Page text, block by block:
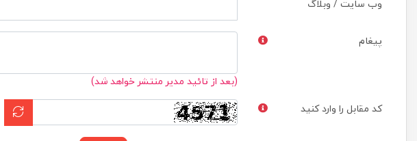
وب سایت / وبلاگ
پیغام
(بعد از تائید مدیر منتشر خواهد شد)
کد مقابل را وارد کنید